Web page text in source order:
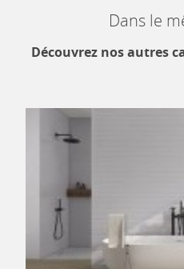
Dans le
Découvrez nos autres